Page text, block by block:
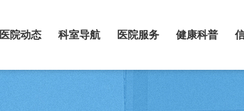
医院动态 科室导航 医院服务 健康科普